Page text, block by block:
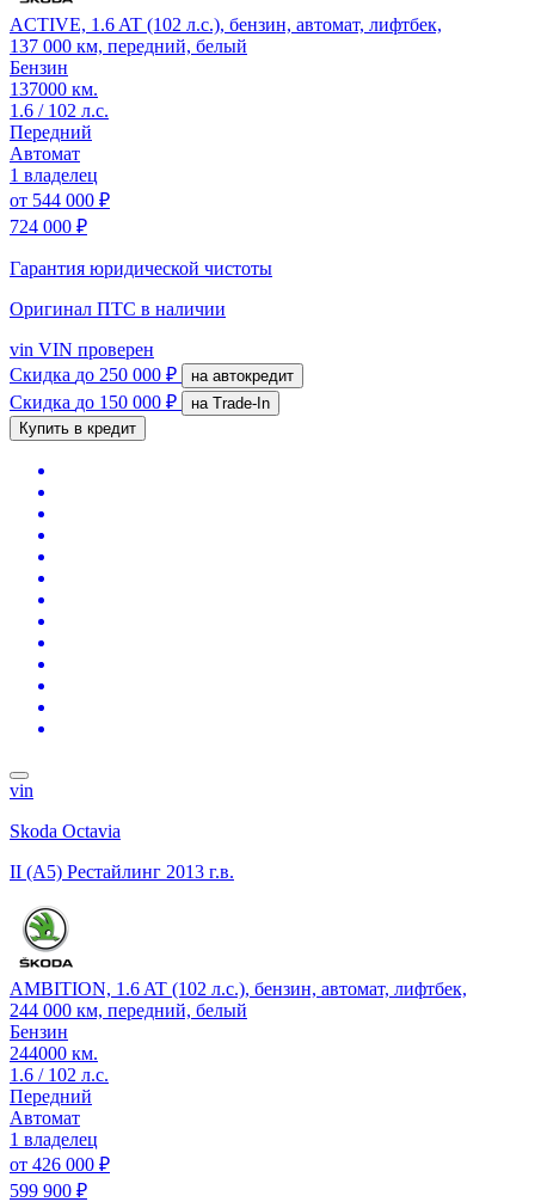
ACTIVE, 1.6 AT (102 л.с.), бензин, автомат, лифтбек,
137 000 км, передний, белый
Бензин
137000 км.
1.6 / 102 л.с.
Передний
Автомат
1 владелец
от 544 000 ₽
724 000 ₽
Гарантия юридической чистоты
Оригинал ПТС в наличии
vin VIN проверен
Скидка до 250 000 ₽ на автокредит
Скидка до 150 000 ₽
на Trade-In
Купить в кредит
vin
Skoda Octavia
II (A5) Рестайлинг 2013 г.в.
AMBITION, 1.6 AT (102 л.с.), бензин, автомат, лифтбек,
244 000 км, передний, белый
Бензин
244000 км.
1.6 / 102 л.с.
Передний
Автомат
1 владелец
от 426 000 ₽
599 900 ₽